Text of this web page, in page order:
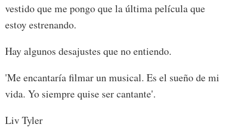
vestido que me pongo que la última película que
estoy estrenando.
Hay algunos desajustes que no entiendo.
'Me encantaría filmar un musical. Es el sueño de mi
vida. Yo siempre quise ser cantante'.
Liv Tyler